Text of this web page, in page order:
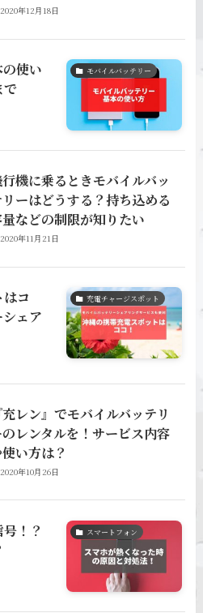
2020年12月18日
モバイルバッテリー
使い
で
機に乗るときモバイルバッ
リーはどうする？持ち込める
などの制限が知りたい
2020年11月21日
充電チャージスポット
コ
ェア
充レン』でモバイルバッテリ
レンタルを！サービス内容
い方は？
2020年10月26日
スマートフォン
！？